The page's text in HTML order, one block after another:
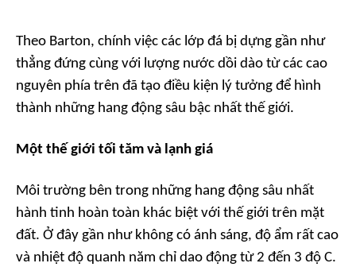
Theo Barton, chính việc các lớp đá bị dựng gần như
thẳng đứng cùng với lượng nước dồi dào từ các cao
nguyên phía trên đã tạo điều kiện lý tưởng để hình
thành những hang động sâu bậc nhất thế giới.
Một thế giới tối tăm và lạnh giá
Môi trường bên trong những hang động sâu nhất
hành tinh hoàn toàn khác biệt với thế giới trên mặt
đất. Ở đây gần như không có ánh sáng, độ ẩm rất cao
và nhiệt độ quanh năm chỉ dao động từ 2 đến 3 độ C.